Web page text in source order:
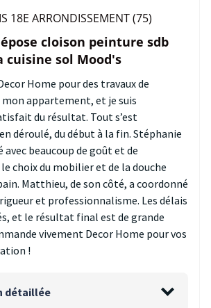
18E ARRONDISSEMENT (75)
cloison peinture sdb
cuisine sol Mood's
Home pour des travaux de
appartement, et je suis
du résultat. Tout s’est
déroulé, du début à la fin. Stéphanie
avec beaucoup de goût et de
choix du mobilier et de la douche
Matthieu, de son côté, a coordonné
et professionnalisme. Les délais
et le résultat final est de grande
vivement Decor Home pour vos
!
détaillée